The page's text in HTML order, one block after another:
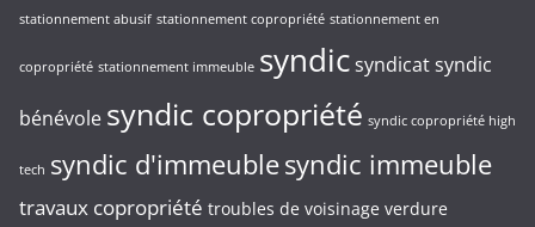
stationnement abusif stationnement copropriété stationnement en
copropriété stationnement immeuble syndicsyndicatsyndic
bénévole syndic copropriété syndic copropriété high
tech syndic d'immeublesyndic immeuble
travaux copropriété troubles de voisinage verdure